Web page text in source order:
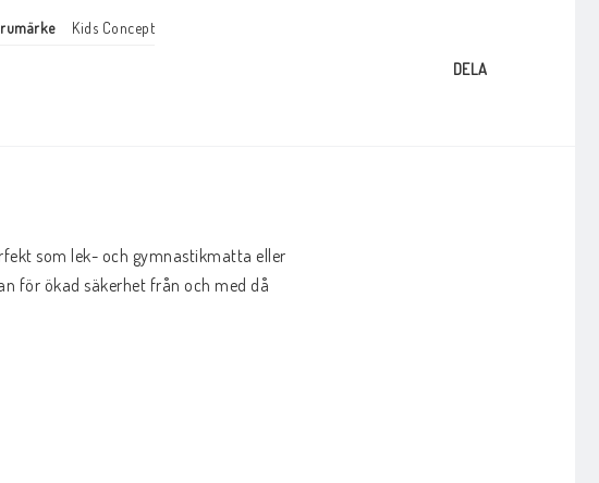
Kids Concept
DELA
som lek- och gymnastikmatta eller
för ökad säkerhet från och med då